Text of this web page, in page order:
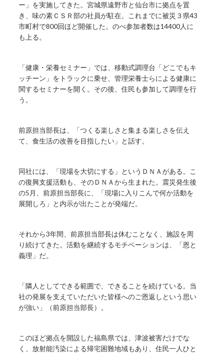
ー」を実施してきた。宮城県遠野市と仙台市に拠点を置
き、味の素ＣＳＲ部の社員が駐在。これまでに被災３県43
市町村で800回ほど開催した。のべ参加者数は14400人に
も上る。
「健康・栄養セミナー」では、移動式調理台「どこでもキ
ッチーン」をトラックに乗せ、管理栄養士らによる健康に
関するセミナーを開く。その後、住民も参加して調理を行
う。
前原担当部長は、「つくる楽しさと集まる楽しさを伝え
て、食生活の改善を目指したい」と話す。
同社には、「現場を大切にする」というＤＮＡがある。こ
の復興支援活動も、そのＤＮＡから生まれた。震災発生後
の5月、前原担当部長に、「現場に入りこんで何か活動を
展開しろ」と内示が出たことが発端だ。
それから3年間、前原担当部長は休むことなく、施設を周
り続けてきた。活動を継続するモチベーションは、「恩と
義理」だ。
「隣人としてできる範囲で、できることを続けている。当
社の発展を支えていただいた皆様へのご恩返しという思い
が強い」（前原担当部長）。
このほど拠点を開設した福島県では、津波被害だけでな
く、放射能汚染による帰宅困難地域もあり、住民一人ひと